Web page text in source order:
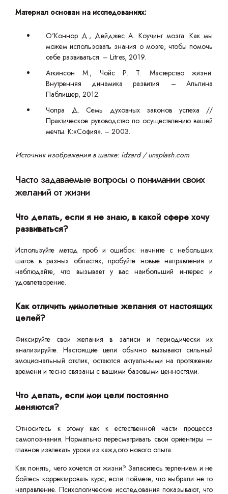
Материал основан на исследованиях:
О'Коннор Д., Дейджес А. Коучинг мозга. Как мы
можем использовать знания о мозге, чтобы помочь
себе развиваться. – Litres, 2019.
Аткинсон М., Чойс Р. Т. Мастерство жизни:
Внутренняя динамика развития. – Альпина
Паблишер, 2012.
Чопра Д. Семь духовных законов успеха //
Практическое руководство по осуществлению вашей
мечты. К:«София». – 2003.
Источник изображения в шапке: idzard / unsplash.com
Часто задаваемые вопросы о понимании своих
желаний от жизни
Что делать, если я не знаю, в какой сфере хочу
развиваться?
Используйте метод проб и ошибок: начните с небольших
шагов в разных областях, пробуйте новые направления и
наблюдайте, что вызывает у вас наибольший интерес и
удовлетворение.
Как отличить мимолетные желания от настоящих
целей?
Фиксируйте свои желания в записи и периодически их
анализируйте. Настоящие цели обычно вызывают сильный
эмоциональный отклик, остаются актуальными на протяжении
времени и тесно связаны с вашими базовыми ценностями.
Что делать, если мои цели постоянно
меняются?
Относитесь к этому как к естественной части процесса
самопознания. Нормально пересматривать свои ориентиры —
главное извлекать уроки из каждого нового опыта.
Как понять, чего хочется от жизни? Запаситесь терпением и не
бойтесь корректировать курс, если поймете, что выбрали не то
направление. Психологические исследования показывают, что